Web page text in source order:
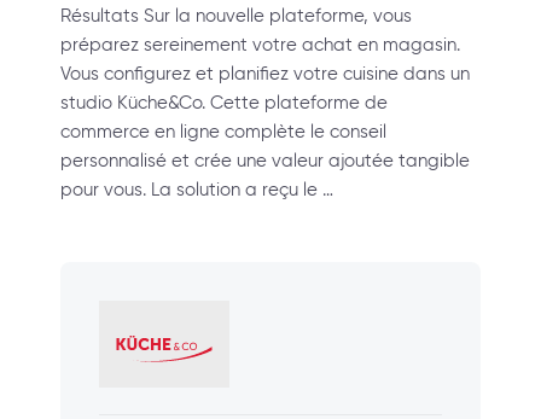
Résultats Sur la nouvelle plateforme, vous
préparez sereinement votre achat en magasin.
Vous configurez et planifiez votre cuisine dans un
studio Küche&Co. Cette plateforme de
commerce en ligne complète le conseil
personnalisé et crée une valeur ajoutée tangible
pour vous. La solution a reçu le …